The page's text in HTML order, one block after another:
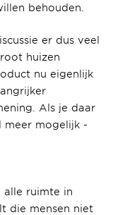
behouden.
er dus veel
huizen
nu eigenlijk
Als je daar
meer mogelijk -
alle ruimte in
die mensen niet